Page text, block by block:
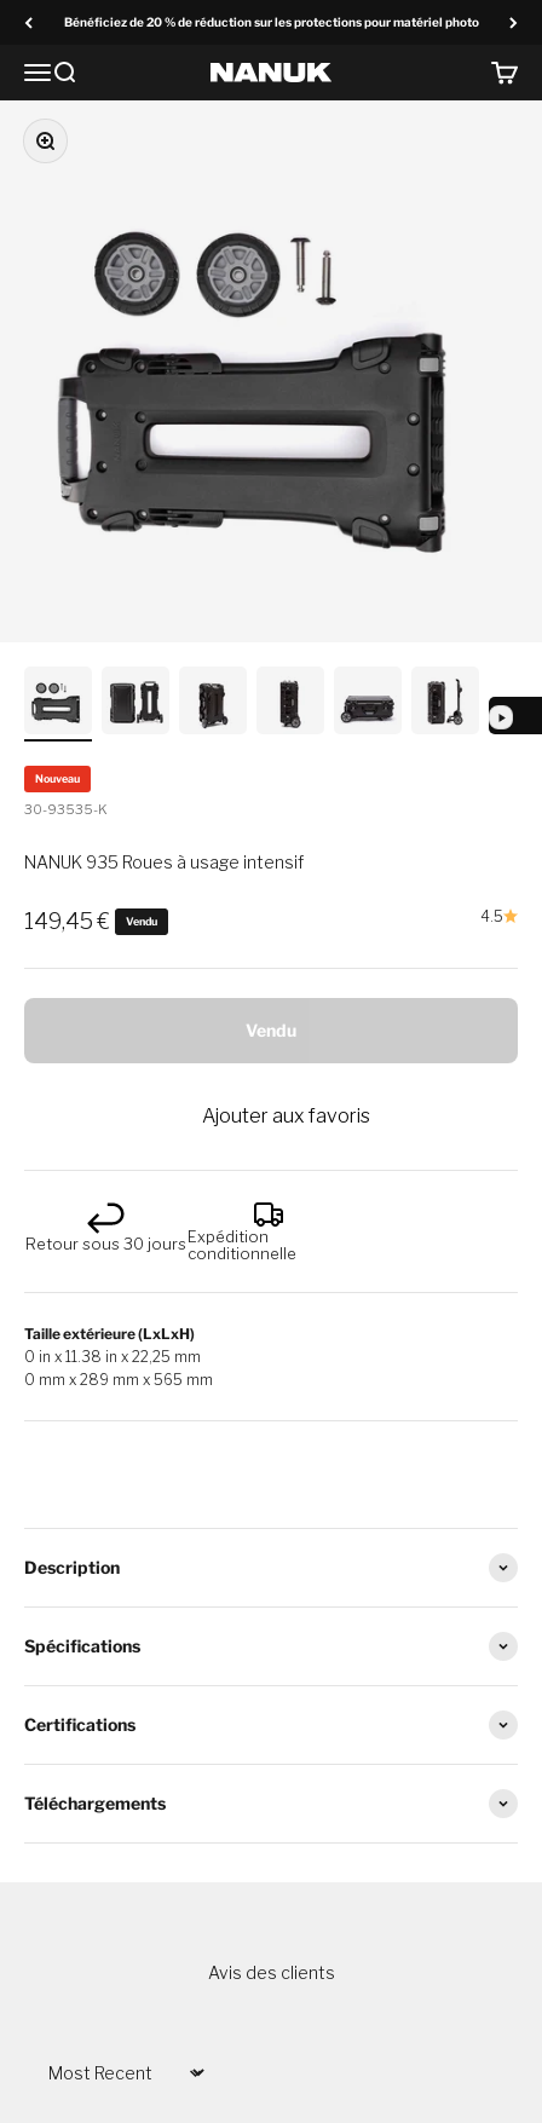
Bénéficiez de 20 % de réduction sur les protections pour matériel photo
MenuRecherchez NANUK Europe Panier
Zoom
Nouveau
30-93535-K
NANUK 935 Roues à usage intensif
4.5
Prix soldé
149,45 € Vendu
Vendu
Ajouter aux favoris
Retour sous 30 jours Expédition
conditionnelle
Taille extérieure (LxLxH)
0 in x 11.38 in x 22,25 mm
0 mm x 289 mm x 565 mm
Description
Spécifications
Certifications
Téléchargements
Avis des clients
Sort by